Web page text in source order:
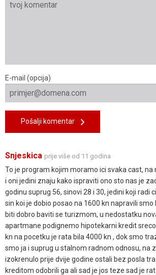
E-mail (opcija)
Pošalji komentar
Snjeskica prije više od 11 godina
To je program kojim moramo ici svaka cast,
i oni jedini znaju kako ispraviti ono sto nas je
godinu suprug 56, sinovi 28 i 30, jedini koji radi
sin koi je dobio posao na 1600 kn napravili smo
biti dobro baviti se turizmom, u nedostatku
apartmane podignemo hipotekarni kredit
kn na pocetku je rata bila 4000 kn , dok smo
smo ja i suprug u stalnom radnom odnosu, na
izokrenulo prije dvije godine ostali bez posla
kreditom odobrili ga ali sad je jos teze sad je